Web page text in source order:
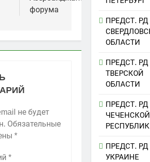
форума
не будет
Обязательные
*
*
ПРЕДСТ. РД
ОБЛАСТИ
ПРЕДСТ. РД
ТВЕРСКОЙ
ОБЛАСТИ
ПРЕДСТ. РД
ЧЕЧЕНСКОЙ
ПРЕДСТ. РД
УКРАИНЕ